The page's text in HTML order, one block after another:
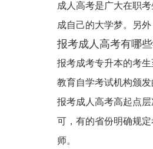
成人高考是广大在职
成自己的大学梦。另
报考成人高考有哪
报考成考专升本的考
教育自学考试机构颁发
报考成人高考高起点
可，有的省份明确规
师。